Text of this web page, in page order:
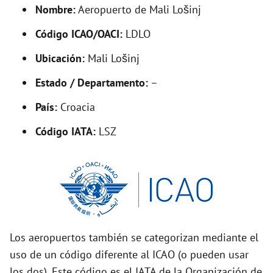
d
e
o
Nombre:Aeropuerto de Mali Lošinj
Código ICAO/OACI: LDLO
Ubicación: Mali Lošinj
Estado / Departamento: –
País: Croacia
Código IATA: LSZ
Los aeropuertos también se categorizan mediante el
uso de un código diferente al ICAO (o pueden usar